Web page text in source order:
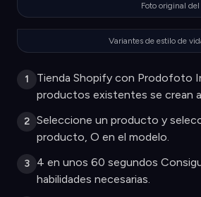
Foto original
Variantes de estilo de
1
Tienda Shopify con Prodofoto
productos existentes se crean
2 Seleccione un producto y
producto, O en el modelo.
3
4 en unos 60 segundos
habilidades necesarias.